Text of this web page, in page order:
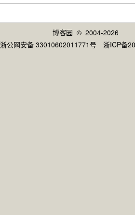
博客园 © 2004-2026
浙公网安备 33010602011771号
浙ICP备